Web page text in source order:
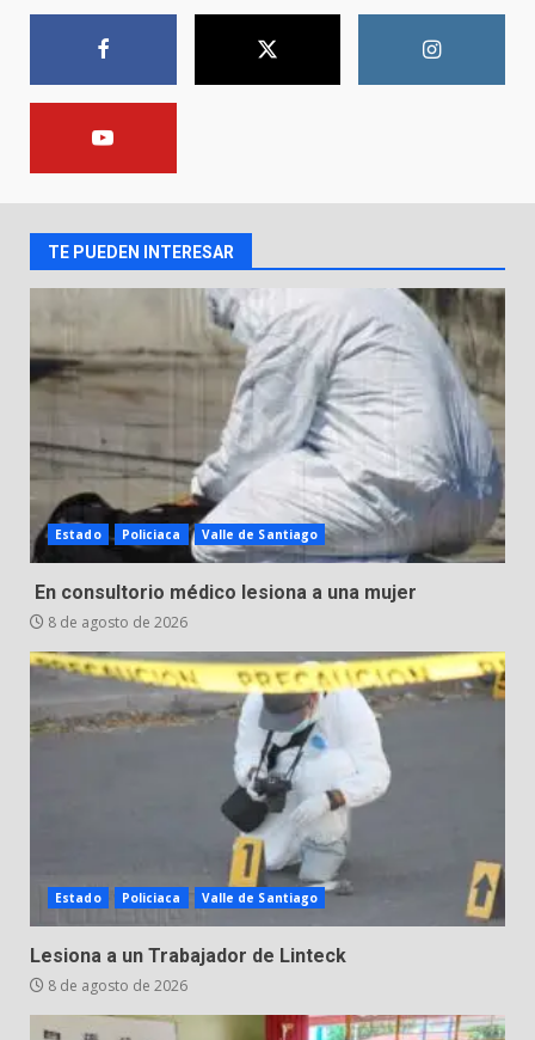
8 de agosto de 2026
2
3
Aprender jugando también salva
vidas.
8 de agosto de 2026
4
Incendio en taller mecánico de
Puerto de Águila:
7 de agosto de 2026
5
Inauguran la Galería Historia y
Arte en Cartonería
Valle de Santiago refuerza
seguridad con nuevas unidades
7 de agosto de 2026
7
Los Pastores: tradición que
6 de agosto de 2026
TE PUEDEN INTERESAR
Estado Policiaca Valle de Santiago
En consultorio médico lesiona a una mujer
8 de agosto de 2026
Estado Policiaca Valle de Santiago
Lesiona a un Trabajador de Linteck
8 de agosto de 2026